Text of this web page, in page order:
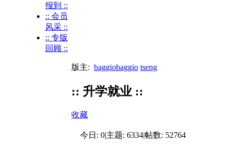
报到 ::
:: 会员
风采 ::
:: 专版
回顾 ::
版主: baggiobaggio tseng
:: 升学就业 ::
收藏
今日: 0|主题: 6334|帖数: 52764